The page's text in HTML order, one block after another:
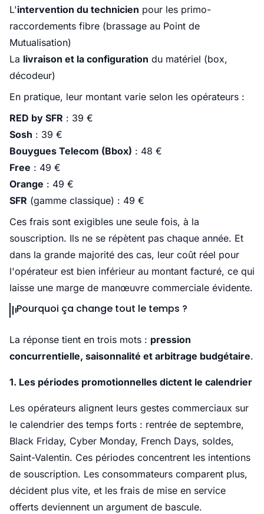
L'intervention du technicien pour les primo-
raccordements fibre (brassage au Point de
Mutualisation)
La livraison et la configuration du matériel (box,
décodeur)
En pratique, leur montant varie selon les opérateurs :
RED by SFR : 39 €
Sosh : 39 €
Bouygues Telecom (Bbox) : 48 €
Free : 49 €
Orange : 49 €
SFR (gamme classique) : 49 €
Ces frais sont exigibles une seule fois, à la
souscription. Ils ne se répètent pas chaque année. Et
dans la grande majorité des cas, leur coût réel pour
l'opérateur est bien inférieur au montant facturé, ce qui
laisse une marge de manœuvre commerciale évidente.
Pourquoi ça change tout le temps ?
La réponse tient en trois mots : pression
concurrentielle, saisonnalité et arbitrage budgétaire.
1. Les périodes promotionnelles dictent le calendrier
Les opérateurs alignent leurs gestes commerciaux sur
le calendrier des temps forts : rentrée de septembre,
Black Friday, Cyber Monday, French Days, soldes,
Saint-Valentin. Ces périodes concentrent les intentions
de souscription. Les consommateurs comparent plus,
décident plus vite, et les frais de mise en service
offerts deviennent un argument de bascule.